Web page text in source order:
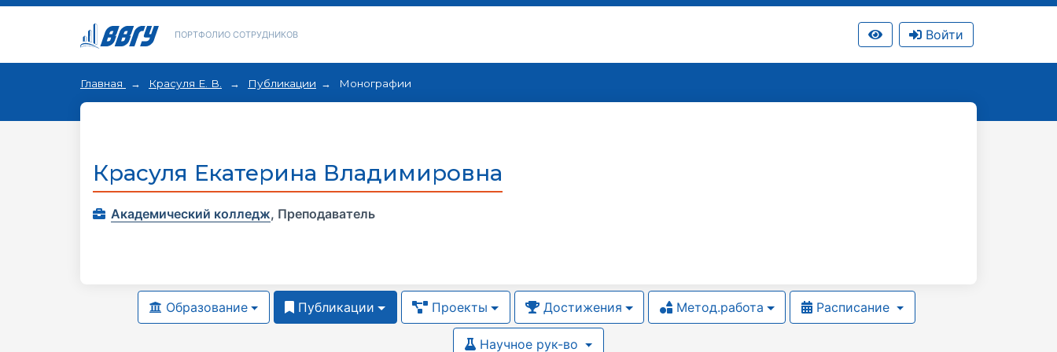
ПОРТФОЛИО СОТРУДНИКОВ Войти
Главная Красуля Е. В. Публикации Монографии
Красуля Екатерина Владимировна
Академический колледж, Преподаватель
Образование Публикации Проекты Достижения Метод.работа Расписание
Научное рук-во